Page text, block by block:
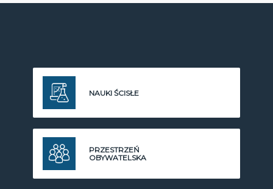
NAUKI ŚCISŁE
PRZESTRZEŃ
OBYWATELSKA